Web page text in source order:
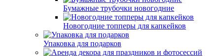
Бумажные трубочки новогодние
Новогодние топперы для капкейков
Упаковка для подарков